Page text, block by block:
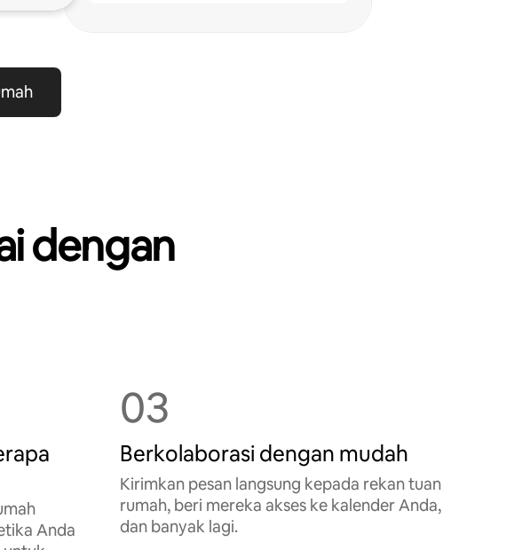
dengan
Anda
03
Berkolaborasi dengan mudah
Kirimkan pesan langsung kepada rekan tuan
rumah, beri mereka akses ke kalender Anda,
dan banyak lagi.